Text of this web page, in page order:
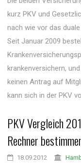
kurz PKV und
nach wie vor das
Seit Januar 2009
krankenversichern,
keinen Antrag auf
kann sich in der PKV
PKV Vergleich
Rechner
18.09.2012